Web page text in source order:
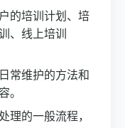
的培训计划、培
、线上培训
常维护的方法和
。
理的一般流程，